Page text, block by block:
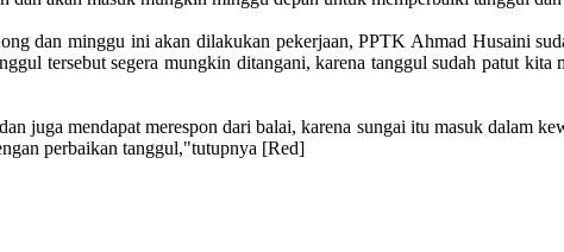
dan minggu ini akan dilakukan pekerjaan, PPTK Ahmad Husaini
tersebut segera mungkin ditangani, karena tanggul sudah patut
juga mendapat merespon dari balai, karena sungai itu masuk dalam
perbaikan tanggul,"tutupnya [Red]